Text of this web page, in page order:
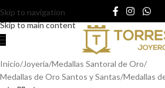
Skip to navigation
Skip to main content
Inicio/Joyería/Medallas Santoral de Oro/
Medallas de Oro Santos y Santas/Medallas